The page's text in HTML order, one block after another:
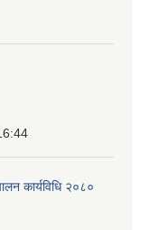
कार्यविधि २०८०